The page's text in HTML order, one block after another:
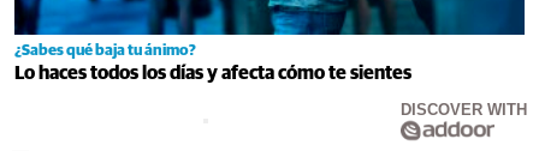
¿Sabes qué baja tu ánimo?
Lo haces todos los días y afecta cómo te sientes
DISCOVER WITH